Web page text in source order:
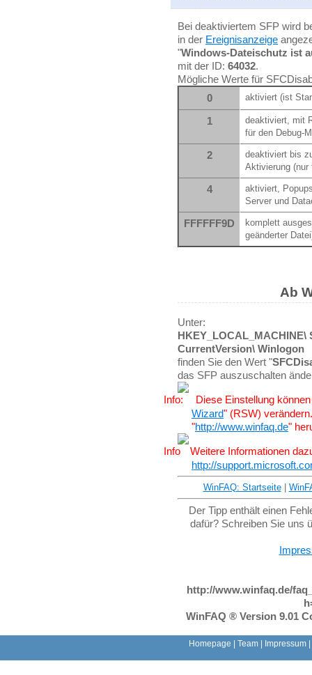
Bei deaktiviertem SFP wird
in der Ereignisanzeige
"Windows-Dateischutz ist
mit der ID: 64032.
Mögliche Werte für
0
aktiviert (ist
1
deaktiviert, mit
für den Debug-
2
deaktiviert bis
Aktivierung (nur
4
aktiviert,
Server und
FFFFFF9D
komplett
geänderter
Ab
Unter:
CurrentVersion\ Winlogon
finden Sie den Wert "
das SFP auszuschalten
Diese Einstellung
Wizard" (RSW)
"http://www.winfaq.de"
Weitere Informationen
http://
WinFAQ: Startseite|
Der Tipp enthält einen
dafür? Schreiben Sie uns
http://www.winfaq.de/
WinFAQ ® Version 9.01
Homepage Team| Impressum|